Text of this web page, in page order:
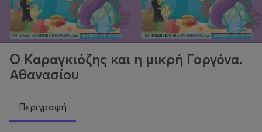
Ο Καραγκιόζης και η μικρή Γοργόνα.
Αθανασίου
Περιγραφή